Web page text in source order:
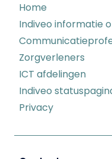
Home
Indiveo informatie
Zorgverleners
ICT afdelingen
Indiveo
Privacy